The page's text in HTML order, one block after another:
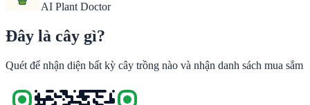
AI Plant Doctor
Đây là cây gì?
Quét để nhận diện bất kỳ cây trồng nào và nhận danh sách mua sắm